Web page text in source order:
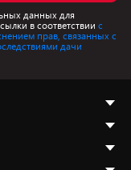
данных для
в соответствии с
прав, связанных с
дачи